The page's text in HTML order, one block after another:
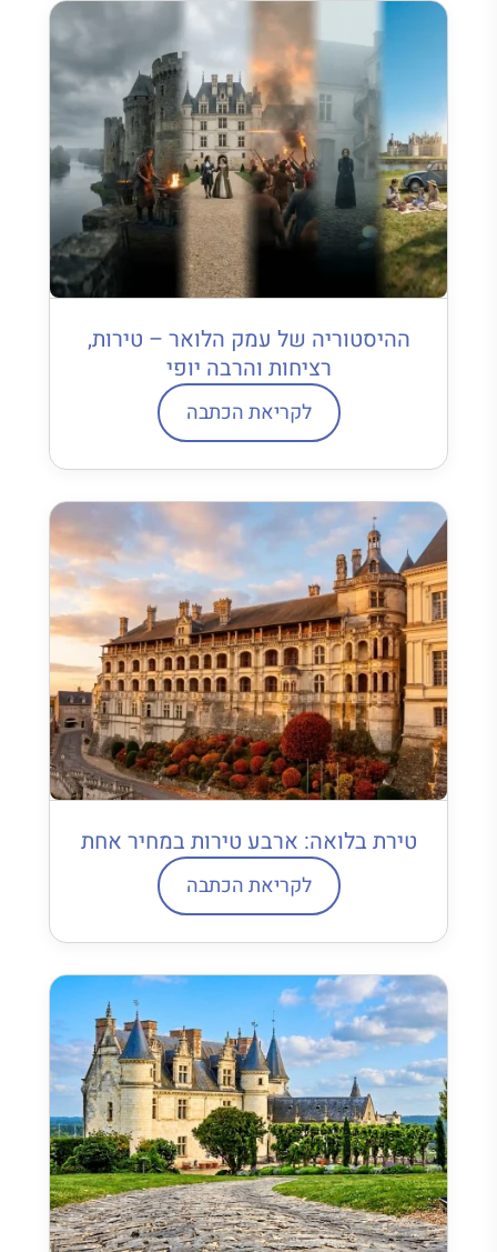
ההיסטוריה של עמק הלואר – טירות,
רציחות והרבה יופי
לקריאת הכתבה
טירת בלואה: ארבע טירות במחיר אחת
לקריאת הכתבה